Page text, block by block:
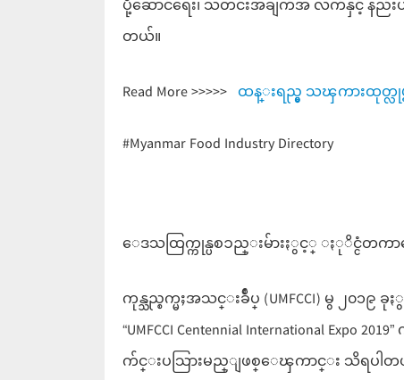
ပို့ဆောင်ရေး၊ သတင်းအချက်အ လက်နှင့် နည်းပ
တယ်။
Read More >>>>> ထန္းရည္မွ သၾကားထုတ္လု
#Myanmar Food Industry Directory
ေဒသထြက္ကုန္ပစၥည္းမ်ားႏွင့္ ႏုိင္ငံတက
ကုန္သည္စက္မႈအသင္းခ်ဳပ္ (UMFCCI) မွ ၂၀
“UMFCCI Centennial International
က်င္းပသြားမည္ျဖစ္ေၾကာင္း သိရပါတ